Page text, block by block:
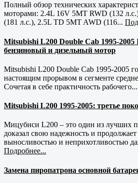
Полный обзор технических
моторами: 2.4L 16V 5MT RWD (132
(181 л.с.), 2.5L TD 5MT AWD (116...
Mitsubishi L200 Double Cab 1995-
бензиновый и дизельный мотор
Mitsubishi L200 Double Cab 1995-2005
настоящим прорывом в сегменте
Сочетая в себе практичность рабочего...
Mitsubishi L200 1995-2005: третье
Мицубиси L200 – это один из лучших
доказал свою надежность и продолжает
выносливостью и неприхотливостью
Подробнее...
Замена пиропатрона основной